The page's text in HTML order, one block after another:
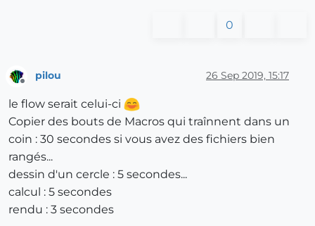
0
Offline
pilou 26 Sep 2019, 15:17
le flow serait celui-ci
Copier des bouts de Macros qui traînnent dans un
coin : 30 secondes si vous avez des fichiers bien
rangés...
dessin d'un cercle : 5 secondes...
calcul : 5 secondes
rendu : 3 secondes